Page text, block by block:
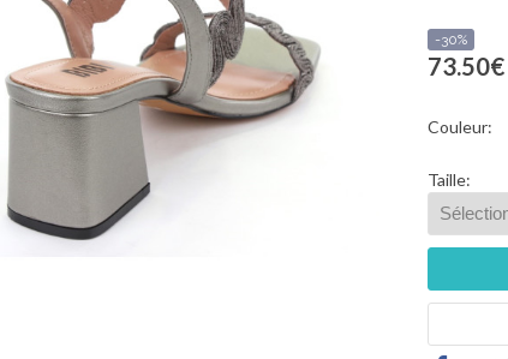
-30%
73.50€
Couleur:
Taille: